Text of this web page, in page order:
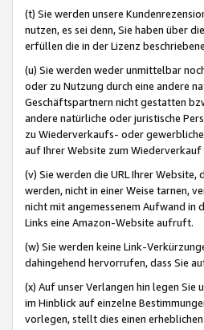
(t) Sie werden unsere
nutzen, es sei denn, Sie haben über
erfüllen die in der Lizenz
(u) Sie werden weder unmittelbar
oder zu Nutzung durch eine andere
Geschäftspartnern nicht gestatten
andere natürliche oder juristische
zu Wiederverkaufs- oder
auf Ihrer Website zum
(v) Sie werden die URL Ihrer
werden, nicht in einer Weise tarnen,
nicht mit angemessenem Aufwand in
Links eine Amazon-Website aufruft.
(w) Sie werden keine Link-
dahingehend hervorrufen, dass Sie
(x) Auf unser Verlangen hin legen
im Hinblick auf einzelne
vorlegen, stellt dies einen